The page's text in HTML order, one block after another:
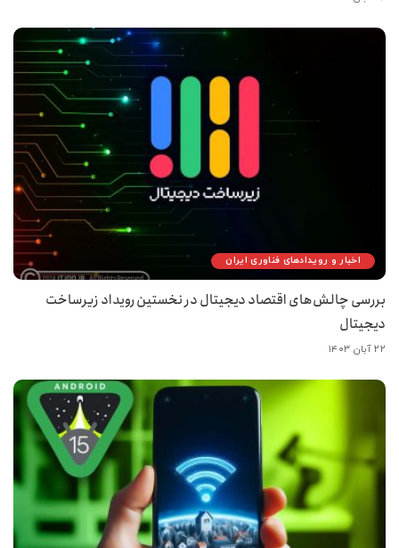
اخبار و رویدادهای فناوری ایران
بررسی چالش‌های اقتصاد دیجیتال در نخستین رویداد زیرساخت
دیجیتال
۲۲ آبان ۱۴۰۳